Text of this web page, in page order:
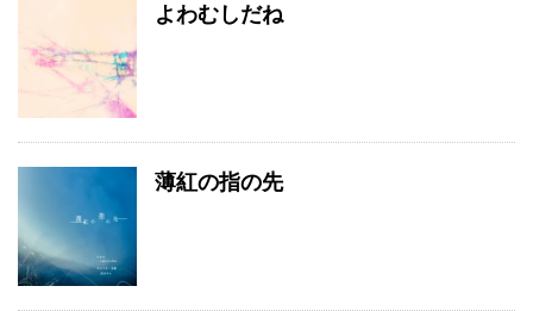
よわむしだね
薄紅の指の先